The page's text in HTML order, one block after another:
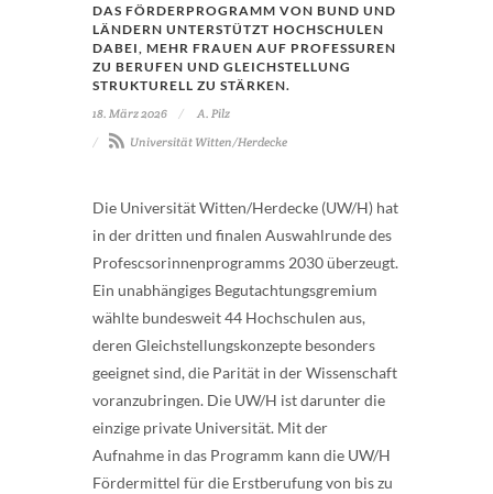
DAS FÖRDERPROGRAMM VON BUND UND
LÄNDERN UNTERSTÜTZT HOCHSCHULEN
DABEI, MEHR FRAUEN AUF PROFESSUREN
ZU BERUFEN UND GLEICHSTELLUNG
STRUKTURELL ZU STÄRKEN.
18. März 2026
A. Pilz
Universität Witten/Herdecke
Die Universität Witten/Herdecke (UW/H) hat
in der dritten und finalen Auswahlrunde des
Profescsorinnenprogramms 2030 überzeugt.
Ein unabhängiges Begutachtungsgremium
wählte bundesweit 44 Hochschulen aus,
deren Gleichstellungskonzepte besonders
geeignet sind, die Parität in der Wissenschaft
voranzubringen. Die UW/H ist darunter die
einzige private Universität. Mit der
Aufnahme in das Programm kann die UW/H
Fördermittel für die Erstberufung von bis zu